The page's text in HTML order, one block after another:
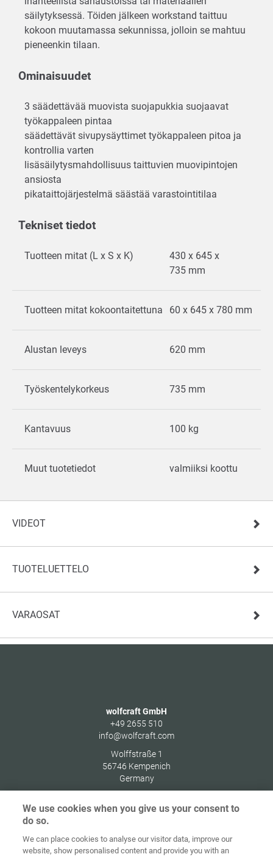
säilytyksessä. Töiden jälkeen workstand taittuu
kokoon muutamassa sekunnissa, jolloin se mahtuu
pieneenkin tilaan.
Ominaisuudet
3 säädettävää muovista suojapukkia suojaavat
työkappaleen pintaa
säädettävät sivupysäyttimet työkappaleen pitoa ja
kontrollia varten
lisäsäilytysmahdollisuus taittuvien muovipintojen
ansiosta
pikataittojärjestelmä säästää varastointitilaa
Tekniset tiedot
Tuotteen mitat (L x S x K)
430 x 645 x
735 mm
Tuotteen mitat kokoontaitettuna 60 x 645 x 780 mm
Alustan leveys 620 mm
Työskentelykorkeus 735 mm
Kantavuus 100 kg
Muut tuotetiedot valmiiksi koottu
VIDEOT
TUOTELUETTELO
VARAOSAT
wolfcraft GmbH
+49 2655 510
info@wolfcraft.com
Wolffstraße 1
56746 Kempenich
Germany
Alkusivu Yhteystiedot Julkaisutiedot Tietosuoja
We use cookies when you give us your consent to
do so.
We can place cookies to analyse our visitor data, improve our
website, show personalised content and provide you with an